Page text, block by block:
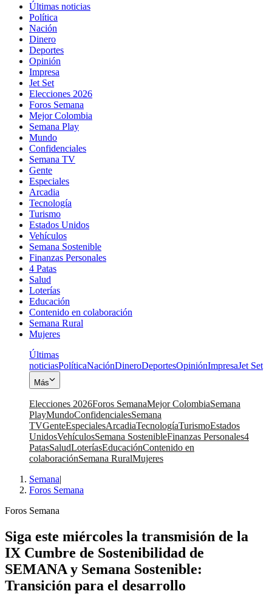
Últimas noticias
Política
Nación
Dinero
Deportes
Opinión
Impresa
Jet Set
Elecciones 2026
Foros Semana
Mejor Colombia
Semana Play
Mundo
Confidenciales
Semana TV
Gente
Especiales
Arcadia
Tecnología
Turismo
Estados Unidos
Vehículos
Semana Sostenible
Finanzas Personales
4 Patas
Salud
Loterías
Educación
Contenido en colaboración
Semana Rural
Mujeres
Últimas
noticiasPolíticaNaciónDineroDeportesOpiniónImpresaJet Set
Más
Elecciones 2026Foros SemanaMejor ColombiaSemana
PlayMundoConfidencialesSemana
TVGenteEspecialesArcadiaTecnologíaTurismoEstados
UnidosVehículosSemana SostenibleFinanzas Personales4
PatasSaludLoteríasEducaciónContenido en
colaboraciónSemana RuralMujeres
Semana|
Foros Semana
Foros Semana
Siga este miércoles la transmisión de la
IX Cumbre de Sostenibilidad de
SEMANA y Semana Sostenible:
Transición para el desarrollo